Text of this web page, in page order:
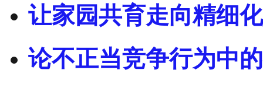
让家园共育走向精细
论不正当竞争行为中